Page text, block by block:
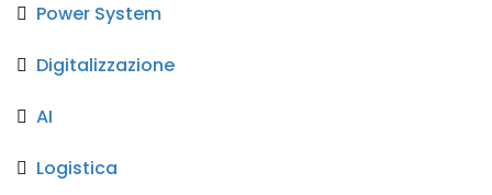
Power System
Digitalizzazione
AI
Logistica